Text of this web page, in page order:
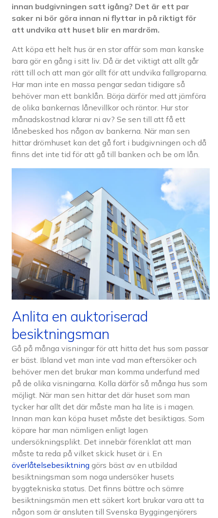
innan budgivningen satt igång? Det är ett par
saker ni bör göra innan ni flyttar in på riktigt för
att undvika att huset blir en mardröm.
Att köpa ett helt hus är en stor affär som man kanske
bara gör en gång i sitt liv. Då är det viktigt att allt går
rätt till och att man gör allt för att undvika fallgroparna.
Har man inte en massa pengar sedan tidigare så
behöver man ett banklån. Börja därför med att jämföra
de olika bankernas lånevillkor och räntor. Hur stor
månadskostnad klarar ni av? Se sen till att få ett
lånebesked hos någon av bankerna. När man sen
hittar drömhuset kan det gå fort i budgivningen och då
finns det inte tid för att gå till banken och be om lån.
Anlita en auktoriserad
besiktningsman
Gå på många visningar för att hitta det hus som passar
er bäst. Ibland vet man inte vad man eftersöker och
behöver men det brukar man komma underfund med
på de olika visningarna. Kolla därför så många hus som
möjligt. När man sen hittar det där huset som man
tycker har allt det där måste man ha lite is i magen.
Innan man kan köpa huset måste det besiktigas. Som
köpare har man nämligen enligt lagen
undersökningsplikt. Det innebär förenklat att man
måste ta reda på vilket skick huset är i. En
överlåtelsebesiktning görs bäst av en utbildad
besiktningsman som noga undersöker husets
byggtekniska status. Det finns bättre och sämre
besiktningsmän men ett säkert kort brukar vara att ta
någon som är ansluten till Svenska Byggingenjörers